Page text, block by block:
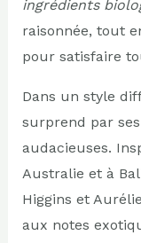
ingrédients
raisonnée, tout
pour satisfaire
Dans un style
surprend par
audacieuses.
Australie et à
Higgins et
aux notes